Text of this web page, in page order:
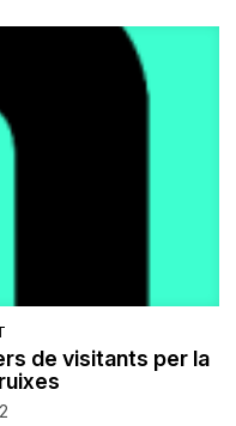
de visitants per la